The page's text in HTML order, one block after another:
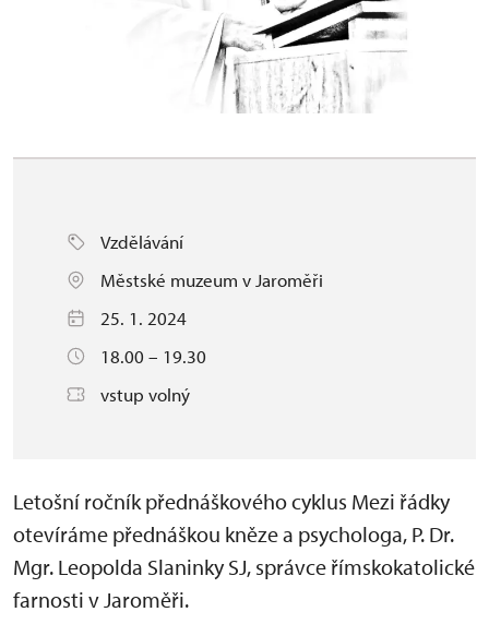
Vzdělávání
Městské muzeum v Jaroměři
25. 1. 2024
18.00 – 19.30
vstup volný
Letošní ročník přednáškového cyklus Mezi řádky
otevíráme přednáškou kněze a psychologa, P. Dr.
Mgr. Leopolda Slaninky SJ, správce římskokatolické
farnosti v Jaroměři.